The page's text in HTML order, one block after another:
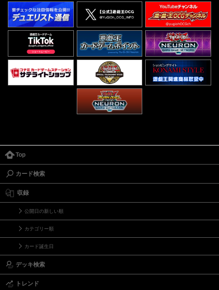
Top
カード検索
収録
公開日の新しい順
カテゴリー順
カード誕生日
デッキ検索
トレンド